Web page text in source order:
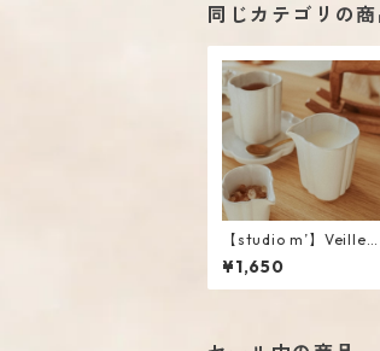
同じカテゴリの商
【studio m’】Veillee
Creamer #White / L
¥1,650